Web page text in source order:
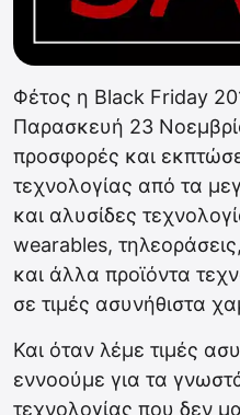
Φέτος η Black Friday
Παρασκευή 23
προσφορές και
τεχνολογίας από τα
και αλυσίδες
wearables,
και άλλα προϊόντα
σε τιμές ασυνήθιστα
Και όταν λέμε τιμές
εννοούμε για τα
τεχνολογίας που δεν